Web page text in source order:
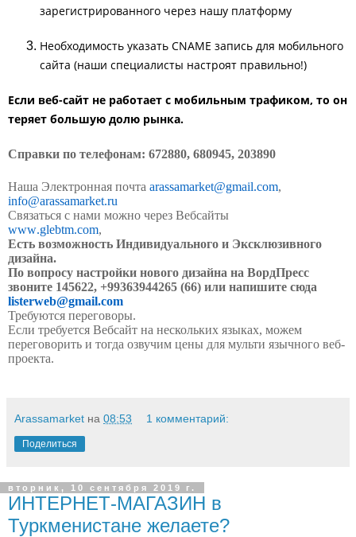
зарегистрированного через нашу платформу
Необходимость указать CNAME запись для мобильного
сайта (наши специалисты настроят правильно!)
Если веб-сайт не работает с мобильным трафиком, то он
теряет большую долю рынка.
Справки по телефонам: 672880, 680945, 203890
Наша Электронная почта arassamarket@gmail.com,
info@arassamarket.ru
Связаться с нами можно через Вебсайты
www.glebtm.com,
Есть возможность Индивидуального и Эксклюзивного
дизайна.
По вопросу настройки нового дизайна на ВордПресс
звоните 145622, +99363944265 (66) или напишите сюда
listerweb@gmail.com
Требуются переговоры.
Если требуется Вебсайт на нескольких языках, можем
переговорить и тогда озвучим цены для мульти язычного веб-
проекта.
Arassamarket на 08:53 1 комментарий:
Поделиться
вторник, 10 сентября 2019 г.
ИНТЕРНЕТ-МАГАЗИН в
Туркменистане желаете?